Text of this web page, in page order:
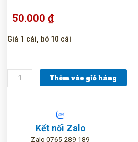
50.000₫
Giá 1 cái, bó 10 cái
Dàn
tản
Thêm vào giỏ hàng
Kết nối Zalo
Zalo 0765 289 189